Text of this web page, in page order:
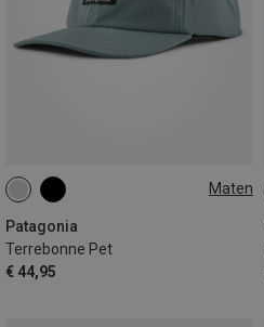
Maten
Patagonia
Terrebonne Pet
€ 44,95
ONE SIZE